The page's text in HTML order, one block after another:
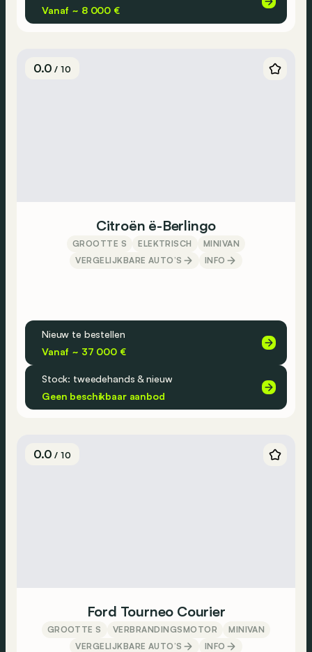
Vanaf ~ 8 000 €
0.0/ 10
Citroën ë-Berlingo
GROOTTE S ELEKTRISCH
MINIVAN
VERGELIJKBARE AUTO’S
INFO
Nieuw te bestellen
Vanaf ~ 37 000 €
Stock: tweedehands & nieuw
Geen beschikbaar aanbod
0.0/ 10
Ford Tourneo Courier
GROOTTE S VERBRANDINGSMOTOR
MINIVAN
VERGELIJKBARE AUTO’S
INFO